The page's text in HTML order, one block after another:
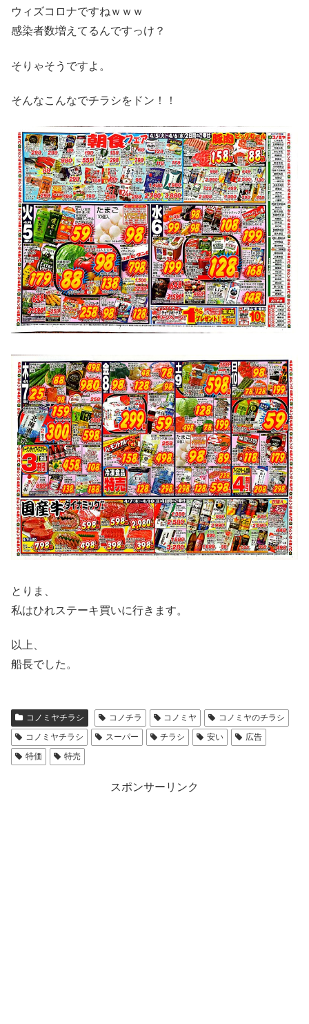
ウィズコロナですねｗｗｗ
感染者数増えてるんですっけ？
そりゃそうですよ。
そんなこんなでチラシをドン！！
とりま、
私はひれステーキ買いに行きます。
以上、
船長でした。
コノミヤチラシ コノチラ コノミヤ
コノミヤのチラシ
コノミヤチラシ
スーパー チラシ 安い
広告
特価
特売
スポンサーリンク